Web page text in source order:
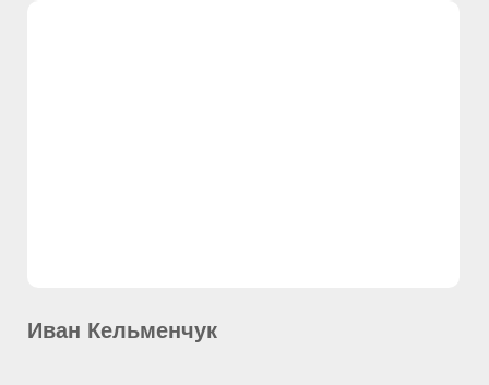
Иван Кельменчук